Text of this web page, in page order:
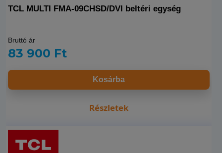
TCL MULTI FMA-09CHSD/DVI beltéri egység
Bruttó ár
83 900 Ft
Kosárba
Részletek